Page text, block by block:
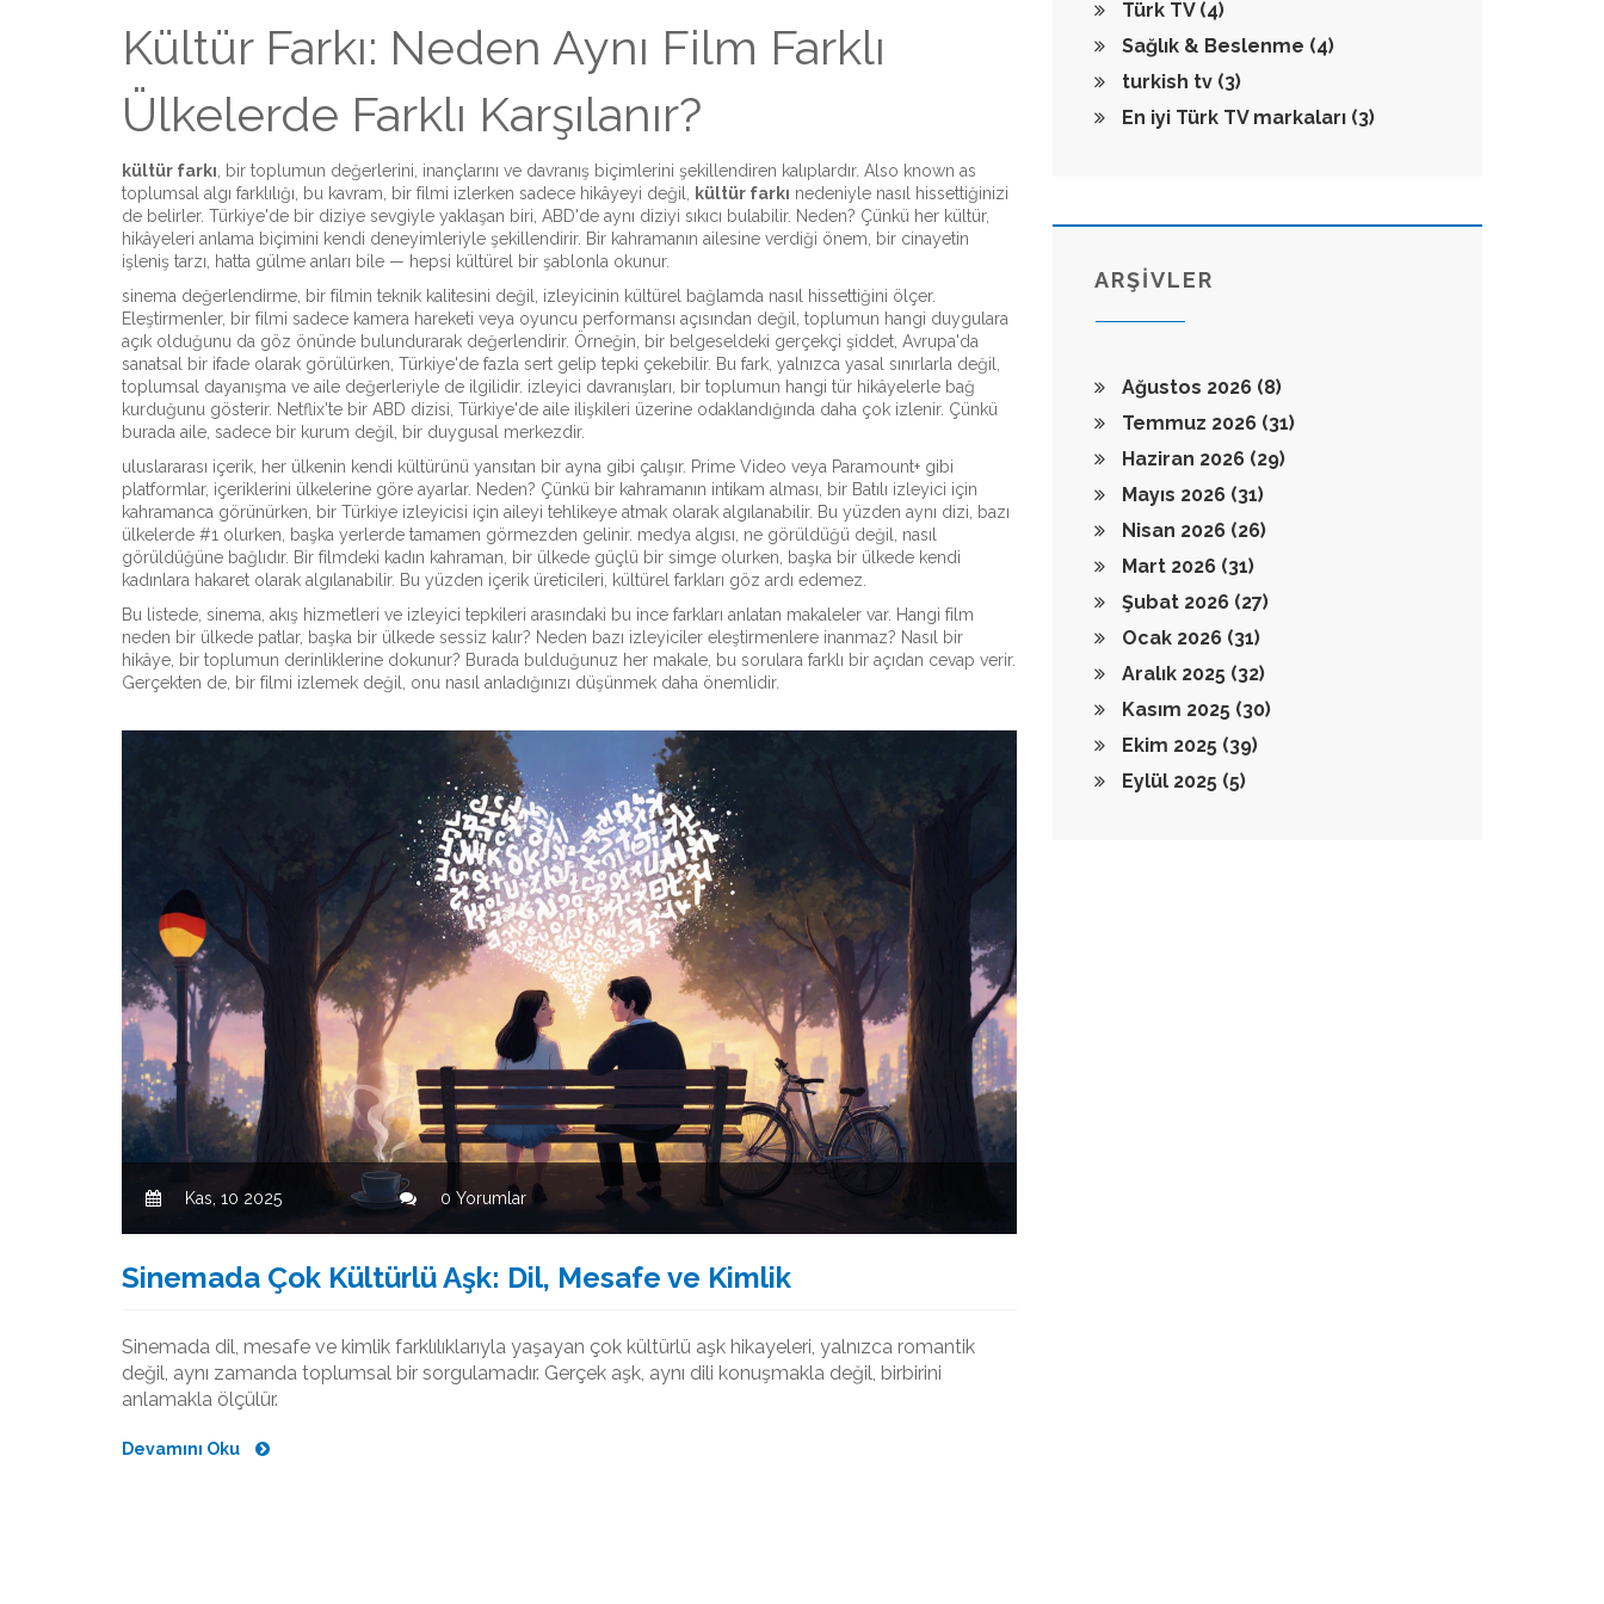
Kültür Farkı: Neden Aynı Film Farklı
Ülkelerde Farklı Karşılanır?
kültür farkı bir toplumun değerlerini, inançlarını ve davranış biçimlerini şekillendiren kalıplardır. Also known as
toplumsal algı farklılığı , bu kavram, bir filmi izlerken sadece hikâyeyi değil, kültür farkı nedeniyle nasıl hissettiğinizi
de belirler. Türkiye'de bir diziye sevgiyle yaklaşan biri, ABD'de aynı diziyi sıkıcı bulabilir. Neden? Çünkü her kültür,
hikâyeleri anlama biçimini kendi deneyimleriyle şekillendirir. Bir kahramanın ailesine verdiği önem, bir cinayetin
işleniş tarzı, hatta gülme anları bile — hepsi kültürel bir şablonla okunur.
sinema değerlendirme bir filmin teknik kalitesini değil, izleyicinin kültürel bağlamda nasıl hissettiğini ölçer.
Eleştirmenler, bir filmi sadece kamera hareketi veya oyuncu performansı açısından değil, toplumun hangi duygulara
açık olduğunu da göz önünde bulundurarak değerlendirir. Örneğin, bir belgeseldeki gerçekçi şiddet, Avrupa'da
sanatsal bir ifade olarak görülürken, Türkiye'de fazla sert gelip tepki çekebilir. Bu fark, yalnızca yasal sınırlarla değil,
toplumsal dayanışma ve aile değerleriyle de ilgilidir. izleyici davranışları
bir toplumun hangi tür hikâyelerle bağ
kurduğunu gösterir. Netflix'te bir ABD dizisi, Türkiye'de aile ilişkileri üzerine odaklandığında daha çok izlenir. Çünkü
burada aile, sadece bir kurum değil, bir duygusal merkezdir.
uluslararası içerik her ülkenin kendi kültürünü yansıtan bir ayna gibi çalışır. Prime Video veya Paramount+ gibi
platformlar, içeriklerini ülkelerine göre ayarlar. Neden? Çünkü bir kahramanın intikam alması, bir Batılı izleyici için
kahramanca görünürken, bir Türkiye izleyicisi için aileyi tehlikeye atmak olarak algılanabilir. Bu yüzden aynı dizi, bazı
ülkelerde #1 olurken, başka yerlerde tamamen görmezden gelinir. medya algısı ne görüldüğü değil, nasıl
görüldüğüne bağlıdır. Bir filmdeki kadın kahraman, bir ülkede güçlü bir simge olurken, başka bir ülkede kendi
kadınlara hakaret olarak algılanabilir. Bu yüzden içerik üreticileri, kültürel farkları göz ardı edemez.
Bu listede, sinema, akış hizmetleri ve izleyici tepkileri arasındaki bu ince farkları anlatan makaleler var. Hangi film
neden bir ülkede patlar, başka bir ülkede sessiz kalır? Neden bazı izleyiciler eleştirmenlere inanmaz? Nasıl bir
hikâye, bir toplumun derinliklerine dokunur? Burada bulduğunuz her makale, bu sorulara farklı bir açıdan cevap verir.
Gerçekten de, bir filmi izlemek değil, onu nasıl anladığınızı düşünmek daha önemlidir.
Kas, 10 2025 0 Yorumlar
Sinemada Çok Kültürlü Aşk: Dil, Mesafe ve Kimlik
Sinemada dil, mesafe ve kimlik farklılıklarıyla yaşayan çok kültürlü aşk hikayeleri, yalnızca romantik
değil, aynı zamanda toplumsal bir sorgulamadır. Gerçek aşk, aynı dili konuşmakla değil, birbirini
anlamakla ölçülür.
Devamını Oku
Türk TV (4)
Sağlık & Beslenme (4)
turkish tv (3)
En iyi Türk TV markaları (3)
ARŞİVLER
Ağustos 2026 (8)
Temmuz 2026 (31)
Haziran 2026 (29)
Mayıs 2026 (31)
Nisan 2026 (26)
Mart 2026 (31)
Şubat 2026 (27)
Ocak 2026 (31)
Aralık 2025 (32)
Kasım 2025 (30)
Ekim 2025 (39)
Eylül 2025 (5)